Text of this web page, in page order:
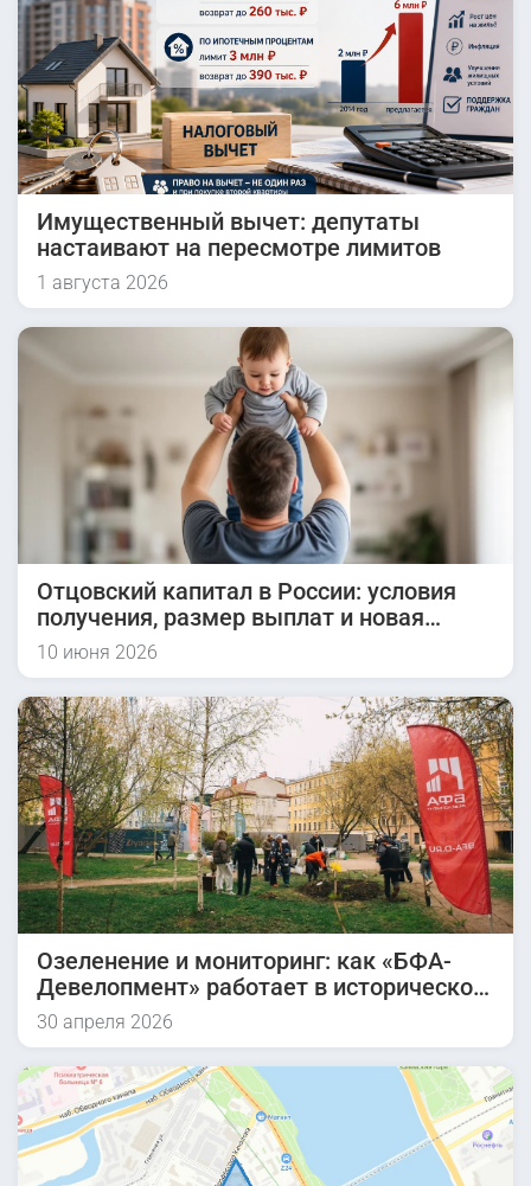
Имущественный вычет: депутаты
настаивают на пересмотре лимитов
1 августа 2026
Отцовский капитал в России: условия
получения, размер выплат и новая
инициатива на 2026 год
10 июня 2026
Озеленение и мониторинг: как «БФА-
Девелопмент» работает в историческом
квартале
30 апреля 2026